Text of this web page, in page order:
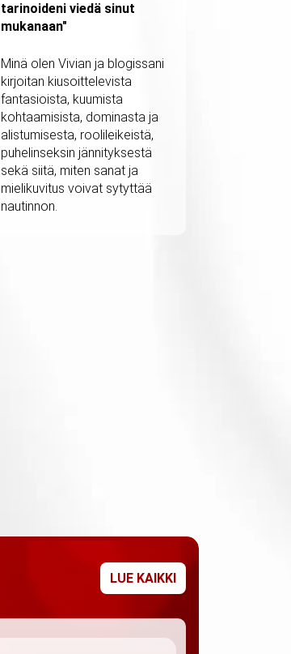
tarinoideni viedä sinut
mukanaan"
Minä olen Vivian ja blogissani
kirjoitan kiusoittelevista
fantasioista, kuumista
kohtaamisista, dominasta ja
alistumisesta, roolileikeistä,
puhelinseksin jännityksestä
sekä siitä, miten sanat ja
mielikuvitus voivat sytyttää
nautinnon.
LUE KAIKKI